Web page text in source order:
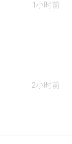
1小时前
2小时前